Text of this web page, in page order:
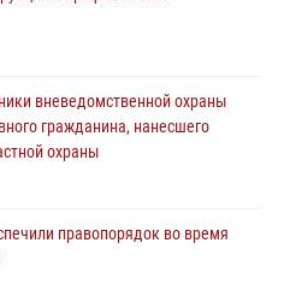
вневедомственной охраны
гражданина, нанесшего
охраны
правопорядок во время